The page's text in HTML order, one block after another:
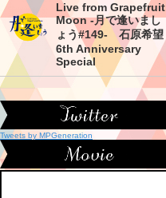
Live from Grapefruit
Moon -月で逢いまし
ょう#149- 石原希望
6th Anniversary
Special
Tweets by MPGeneration